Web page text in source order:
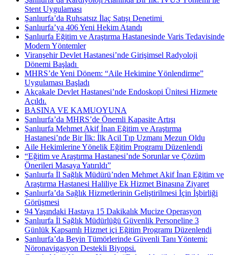
Stent Uygulaması
Şanlıurfa’da Ruhsatsız İlaç Satışı Denetimi ​
Şanlıurfa’ya 406 Yeni Hekim Atandı
Şanlıurfa Eğitim ve Araştırma Hastanesinde Varis Tedavisinde
Modern Yöntemler
Viranşehir Devlet Hastanesi’nde Girişimsel Radyoloji
Dönemi Başladı ​
MHRS’de Yeni Dönem: “Aile Hekimine Yönlendirme”
Uygulaması Başladı
Akçakale Devlet Hastanesi’nde Endoskopi Ünitesi Hizmete
Açıldı.
BASINA VE KAMUOYUNA
Şanlıurfa’da MHRS’de Önemli Kapasite Artışı
Şanlıurfa Mehmet Akif İnan Eğitim ve Araştırma
Hastanesi’nde Bir İlk: İlk Acil Tıp Uzmanı Mezun Oldu
Aile Hekimlerine Yönelik Eğitim Programı Düzenlendi
“Eğitim ve Araştırma Hastanesi’nde Sorunlar ve Çözüm
Önerileri Masaya Yatırıldı”
Şanlıurfa İl Sağlık Müdürü’nden Mehmet Akif İnan Eğitim ve
Araştırma Hastanesi Haliliye Ek Hizmet Binasına Ziyaret
Şanlıurfa’da Sağlık Hizmetlerinin Geliştirilmesi İçin İşbirliği
Görüşmesi
94 Yaşındaki Hastaya 15 Dakikalık Mucize Operasyon
Şanlıurfa İl Sağlık Müdürlüğü Güvenlik Personeline 3
Günlük Kapsamlı Hizmet içi Eğitim Programı Düzenlendi
Şanlıurfa’da Beyin Tümörlerinde Güvenli Tanı Yöntemi:
Nöronavigasyon Destekli Biyopsi.